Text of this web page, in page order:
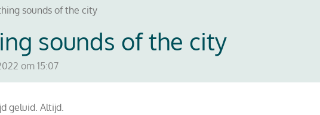
sounds of the city
sounds of the city
om 15:07
geluid. Altijd.